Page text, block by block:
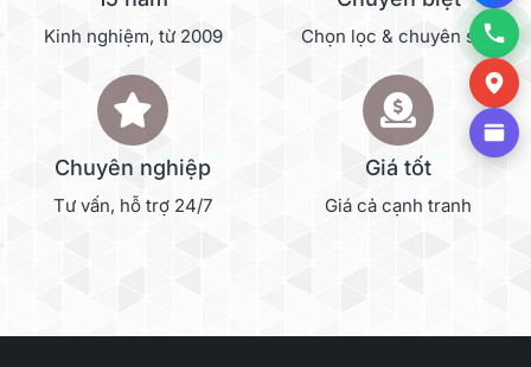
Kinh nghiệm, từ 2009 Chọn lọc & chuyên sâu
Chuyên nghiệp
Tư vấn, hỗ trợ 24/7
Giá tốt
Giá cả cạnh tranh